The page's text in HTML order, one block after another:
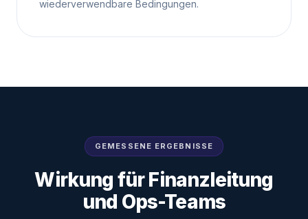
wiederverwendbare Bedingungen.
GEMESSENE ERGEBNISSE
Wirkung für Finanzleitung
und Ops-Teams